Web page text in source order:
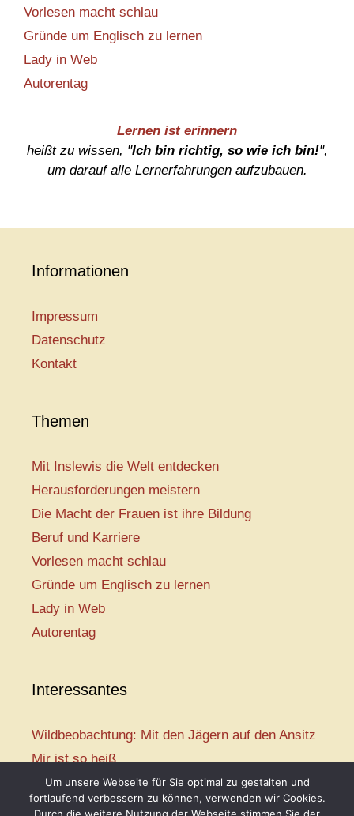
Vorlesen macht schlau
Gründe um Englisch zu lernen
Lady in Web
Autorentag
Lernen ist erinnern
heißt zu wissen, "Ich bin richtig, so wie ich bin!",
um darauf alle Lernerfahrungen aufzubauen.
Informationen
Impressum
Datenschutz
Kontakt
Themen
Mit Inslewis die Welt entdecken
Herausforderungen meistern
Die Macht der Frauen ist ihre Bildung
Beruf und Karriere
Vorlesen macht schlau
Gründe um Englisch zu lernen
Lady in Web
Autorentag
Interessantes
Wildbeobachtung: Mit den Jägern auf den Ansitz
Mir ist so heiß
Mission: Rettungsschwimmer
Vogelwelt-Entdeckertour
Um unsere Webseite für Sie optimal zu gestalten und
fortlaufend verbessern zu können, verwenden wir Cookies.